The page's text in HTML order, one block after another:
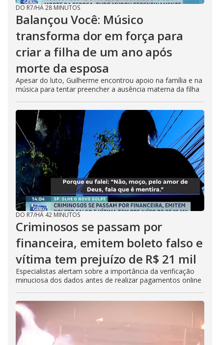
DO R7/HÁ 28 MINUTOS
Balançou Você: Músico
transforma dor em força para
criar a filha de um ano após
morte da esposa
Apesar do luto, Guilherme encontrou apoio na família e na
música para tentar preencher a ausência materna da filha
DO R7/HÁ 42 MINUTOS
Criminosos se passam por
financeira, emitem boleto falso e
vítima tem prejuízo de R$ 21 mil
Especialistas alertam sobre a importância da verificação
minuciosa dos dados antes de realizar pagamentos online